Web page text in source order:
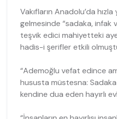
Vakıfların Anadolu’da
gelmesinde “sadaka, infak
teşvik edici mahiyetteki
hadis-i şerifler etkili
“Ademoğlu vefat edince
hususta müstesna:
kendine dua eden hayırlı